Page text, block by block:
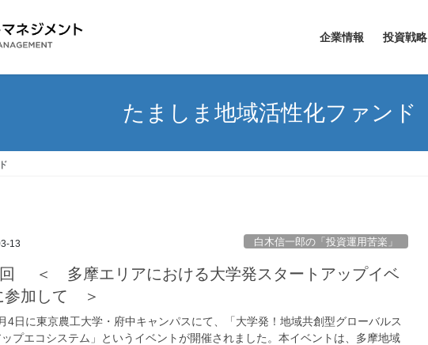
企業情報 投資戦略
たましま地域活性化ファンド
13 白木信一郎の「投資運用苦楽」
＜ 多摩エリアにおける大学発スタートアップイベ
参加して ＞
4日に東京農工大学・府中キャンパスにて、「大学発！地域共創型グローバルス
ップエコシステム」というイベントが開催されました。本イベントは、多摩地域